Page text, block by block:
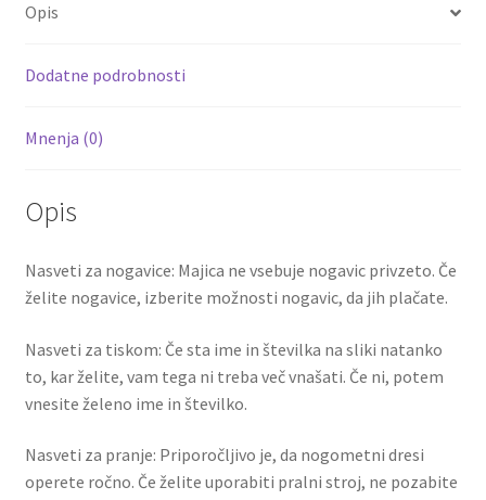
17
k
Opis
Dodatne podrobnosti
Mnenja (0)
Opis
Nasveti za nogavice: Majica ne vsebuje nogavic privzeto. Če
želite nogavice, izberite možnosti nogavic, da jih plačate.
Nasveti za tiskom: Če sta ime in številka na sliki natanko
to, kar želite, vam tega ni treba več vnašati. Če ni, potem
vnesite želeno ime in številko.
Nasveti za pranje: Priporočljivo je, da nogometni dresi
operete ročno. Če želite uporabiti pralni stroj, ne pozabite